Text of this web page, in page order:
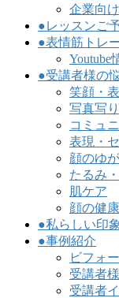
企業向
●レッスンご
●表情筋トレ
Youtube
●受講者様の
笑顔・
写真写り
コミュ
表現・
顔のゆ
たるみ
肌ケア
顔の健
●私らしい印
●事例紹介
ビフォ
受講者
受講者